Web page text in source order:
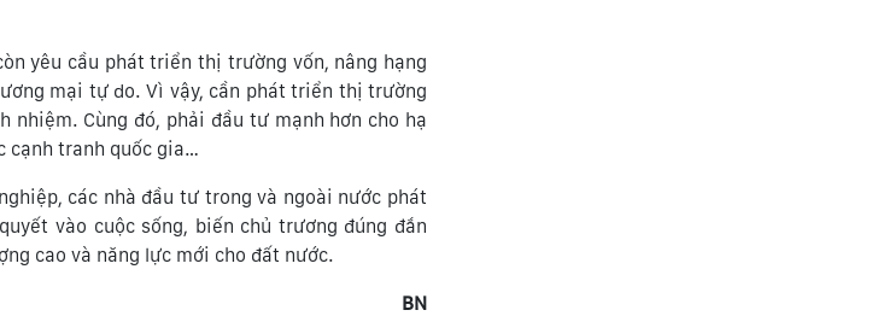
yêu cầu phát triển thị trường vốn, nâng hạng
mại tự do. Vì vậy, cần phát triển thị trường
Cùng đó, phải đầu tư mạnh hơn cho hạ
cạnh tranh quốc gia…
các nhà đầu tư trong và ngoài nước phát
vào cuộc sống, biến chủ trương đúng đắn
cao và năng lực mới cho đất nước.
BN